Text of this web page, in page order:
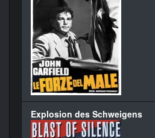
Explosion des Schweigens